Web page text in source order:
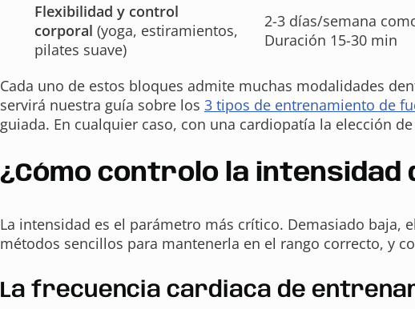
Flexibilidad y control
corporal (yoga, estiramientos,
pilates suave)
2-3 días/semana
Duración 15-30 min
Cada uno de estos bloques admite muchas modalidades
servirá nuestra guía sobre los 3 tipos de entrenamiento de
guiada. En cualquier caso, con una cardiopatía la elección
¿Cómo controlo la
La intensidad es el parámetro más crítico. Demasiado baja,
métodos sencillos para mantenerla en el rango correcto, y
La frecuencia cardiaca de